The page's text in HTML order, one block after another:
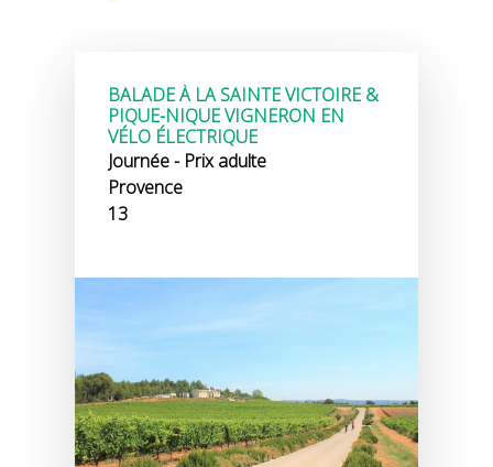
BALADE À LA SAINTE VICTOIRE &
PIQUE-NIQUE VIGNERON EN
VÉLO ÉLECTRIQUE
Journée - Prix adulte
Provence
13